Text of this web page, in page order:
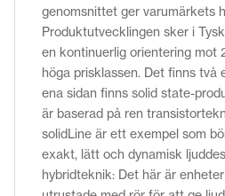
genomsnittet ger varumärkets
Produktutvecklingen sker i
en kontinuerlig orientering mot
höga prisklassen. Det finns två
ena sidan finns solid state-
är baserad på ren
solidLine är ett exempel som
exakt, lätt och dynamisk
hybridteknik: Det här är